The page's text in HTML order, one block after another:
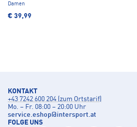
Damen
€ 39,99
KONTAKT
+43 7242 600 204 (zum Ortstarif)
Mo. – Fr. 08:00 – 20:00 Uhr
service.eshop@intersport.at
FOLGE UNS